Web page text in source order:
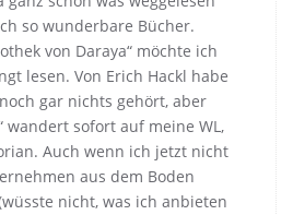
so wunderbare Bücher.
von Daraya“ möchte ich
lesen. Von Erich Hackl habe
gar nichts gehört, aber
wandert sofort auf meine WL,
Auch wenn ich jetzt nicht
aus dem Boden
nicht, was ich anbieten